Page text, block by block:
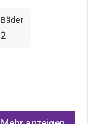
2
Bäder